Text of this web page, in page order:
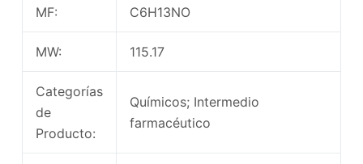
MF: C6H13NO
MW: 115.17
Categorías
de
Producto:
Químicos; Intermedio
farmacéutico